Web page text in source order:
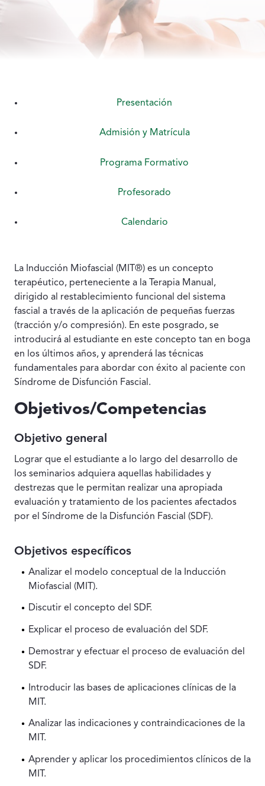
Presentación
Admisión y Matrícula
Programa Formativo
Profesorado
Calendario
Contenido de la sección
La Inducción Miofascial (MIT®) es un concepto
terapéutico, perteneciente a la Terapia Manual,
dirigido al restablecimiento funcional del sistema
fascial a través de la aplicación de pequeñas fuerzas
(tracción y/o compresión). En este posgrado, se
introducirá al estudiante en este concepto tan en boga
en los últimos años, y aprenderá las técnicas
fundamentales para abordar con éxito al paciente con
Síndrome de Disfunción Fascial.
Objetivos/Competencias
Objetivo general
Lograr que el estudiante a lo largo del desarrollo de
los seminarios adquiera aquellas habilidades y
destrezas que le permitan realizar una apropiada
evaluación y tratamiento de los pacientes afectados
por el Síndrome de la Disfunción Fascial (SDF).
Objetivos específicos
Analizar el modelo conceptual de la Inducción
Miofascial (MIT).
Discutir el concepto del SDF.
Explicar el proceso de evaluación del SDF.
Demostrar y efectuar el proceso de evaluación del
SDF.
Introducir las bases de aplicaciones clínicas de la
MIT.
Analizar las indicaciones y contraindicaciones de la
MIT.
Aprender y aplicar los procedimientos clínicos de la
MIT.